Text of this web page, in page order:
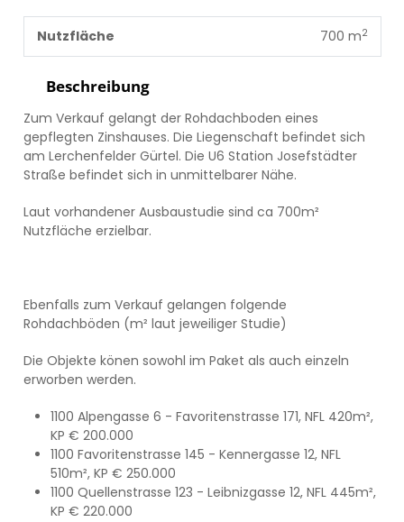
Beschreibung
Zum Verkauf gelangt der Rohdachboden eines
gepflegten Zinshauses. Die Liegenschaft befindet sich
am Lerchenfelder Gürtel. Die U6 Station Josefstädter
Straße befindet sich in unmittelbarer Nähe.
Laut vorhandener Ausbaustudie sind ca 700m²
Nutzfläche erzielbar.
Ebenfalls zum Verkauf gelangen folgende
Rohdachböden (m² laut jeweiliger Studie)
Die Objekte könen sowohl im Paket als auch einzeln
erworben werden.
1100 Alpengasse 6 - Favoritenstrasse 171, NFL 420m²,
KP € 200.000
1100 Favoritenstrasse 145 - Kennergasse 12, NFL
510m², KP € 250.000
1100 Quellenstrasse 123 - Leibnizgasse 12, NFL 445m²,
KP € 220.000
Nutzfläche 700 m2